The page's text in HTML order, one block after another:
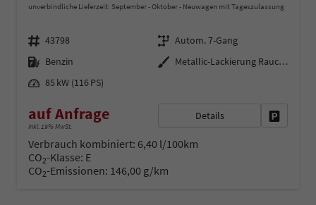
unverbindliche Lieferzeit: September - Oktober Neuwagen mit Tageszulassung
Fahrzeugnr. 43798 Getriebe Autom. 7-Gang
Kraftstoff Benzin Außenfarbe
Metallic-Lackierung Rauch-Grau
Leistung 85 kW (116 PS)
auf Anfrage
inkl. 19% MwSt.
Details
Verbrauch kombiniert: 6,40 l/100km
CO2-Klasse: E
CO2-Emissionen: 146,00 g/km